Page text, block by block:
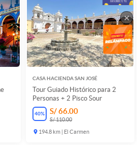
CASA HACIENDA SAN JOSÉ
Tour Guiado Histórico para 2
Personas + 2 Pisco Sour
40% S/ 66.00
S/ 110.00
194.8 km | El Carmen
×